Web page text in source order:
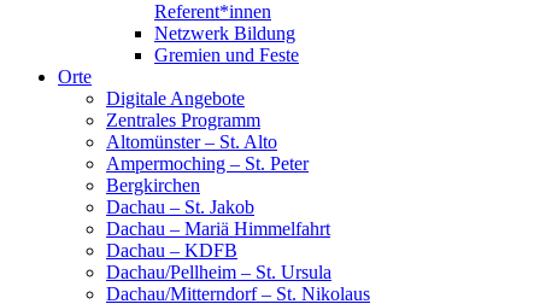
Referent*innen
Netzwerk Bildung
Gremien und Feste
Orte
Digitale Angebote
Zentrales Programm
Altomünster – St. Alto
Ampermoching – St. Peter
Bergkirchen
Dachau – St. Jakob
Dachau – Mariä Himmelfahrt
Dachau – KDFB
Dachau/Pellheim – St. Ursula
Dachau/Mitterndorf – St. Nikolaus